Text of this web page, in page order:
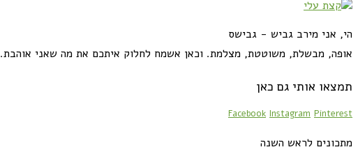
הי, אני מירב גביש - גבישס
אופה, מבשלת, משוטטת, מצלמת. וכאן אשמח לחלוק איתכם את מה שאני אוהבת.
תמצאו אותי גם כאן
Facebook Instagram Pinterest
מתכונים לראש השנה